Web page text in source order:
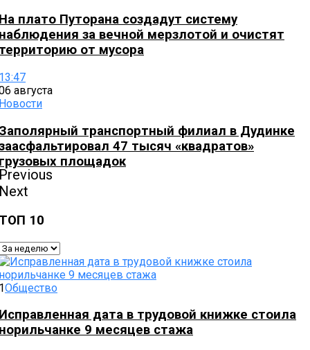
плато Путорана создадут систему
за вечной мерзлотой и очистят
от мусора
августа
транспортный филиал в Дудинке
47 тысяч «квадратов»
площадок
10
Общество
дата в трудовой книжке стоила
9 месяцев стажа